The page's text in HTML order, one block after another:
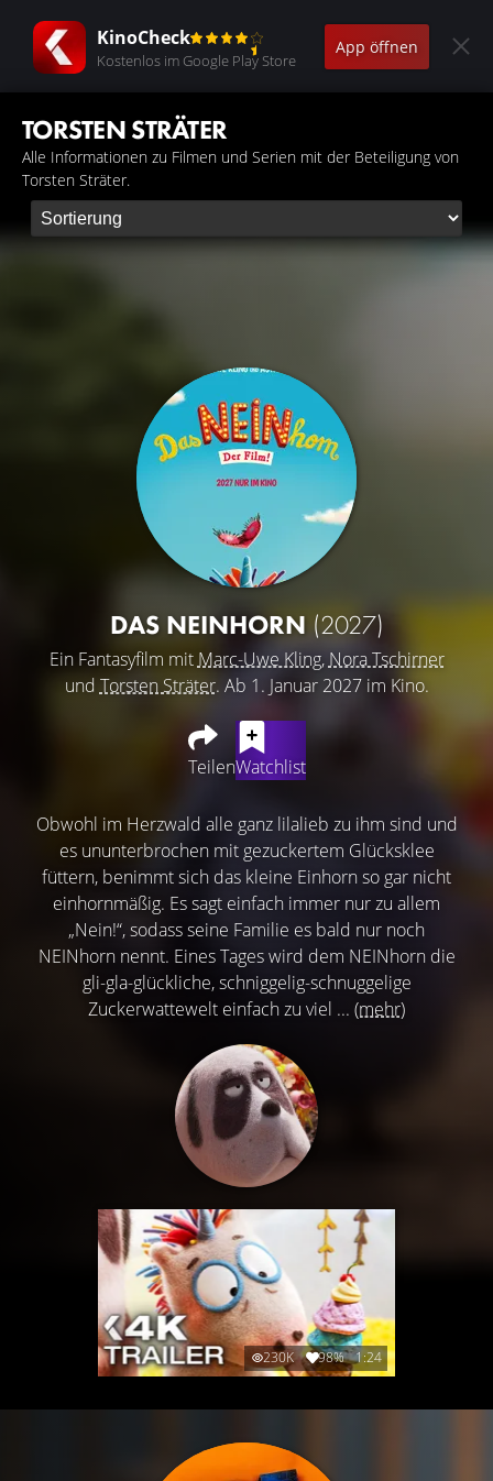
KinoCheck
Kostenlos im Google Play Store
App öffnen
TORSTEN STRÄTER
Alle Informationen zu Filmen und Serien mit der Beteiligung von
Torsten Sträter.
DAS NEINHORN (2027)
Ein Fantasyfilm mit Marc-Uwe Kling, Nora Tschirner
und Torsten Sträter. Ab 1. Januar 2027 im Kino.
TeilenWatchlist
Obwohl im Herzwald alle ganz lilalieb zu ihm sind und
es ununterbrochen mit gezuckertem Glücksklee
füttern, benimmt sich das kleine Einhorn so gar nicht
einhornmäßig. Es sagt einfach immer nur zu allem
„Nein!“, sodass seine Familie es bald nur noch
NEINhorn nennt. Eines Tages wird dem NEINhorn die
gli-gla-glückliche, schniggelig-schnuggelige
Zuckerwattewelt einfach zu viel ... (mehr)
230K 98% 1:24